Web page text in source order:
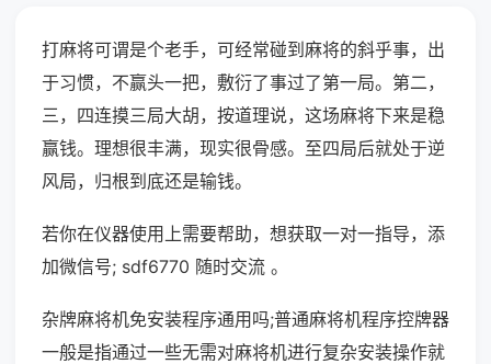
打麻将可谓是个老手，可经常碰到麻将的斜乎事，出
于习惯，不赢头一把，敷衍了事过了第一局。第二，
三，四连摸三局大胡，按道理说，这场麻将下来是稳
赢钱。理想很丰满，现实很骨感。至四局后就处于逆
风局，归根到底还是输钱。
若你在仪器使用上需要帮助，想获取一对一指导，添
加微信号; sdf6770 随时交流 。
杂牌麻将机免安装程序通用吗;普通麻将机程序控牌器
一般是指通过一些无需对麻将机进行复杂安装操作就